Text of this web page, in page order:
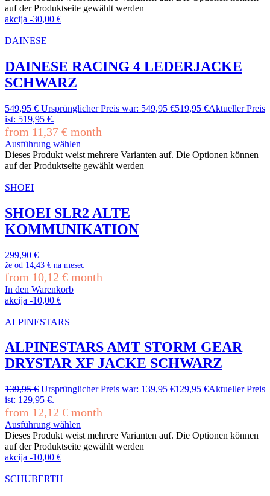
auf der Produktseite gewählt werden
akcija -30,00 €
DAINESE
DAINESE RACING 4 LEDERJACKE
SCHWARZ
549,95€ Ursprünglicher Preis war: 549,95 €519,95 €Aktueller Preis
ist: 519,95 €.
from 11,37 € month
Ausführung wählen
Dieses Produkt weist mehrere Varianten auf. Die Optionen können
auf der Produktseite gewählt werden
SHOEI
SHOEI SLR2 ALTE
KOMMUNIKATION
299,90 €
že od 14,43 € na mesec
from 10,12 € month
In den Warenkorb
akcija -10,00 €
ALPINESTARS
ALPINESTARS AMT STORM GEAR
DRYSTAR XF JACKE SCHWARZ
139,95€ Ursprünglicher Preis war: 139,95 €129,95 €Aktueller Preis
ist: 129,95 €.
from 12,12 € month
Ausführung wählen
Dieses Produkt weist mehrere Varianten auf. Die Optionen können
auf der Produktseite gewählt werden
akcija -10,00 €
SCHUBERTH